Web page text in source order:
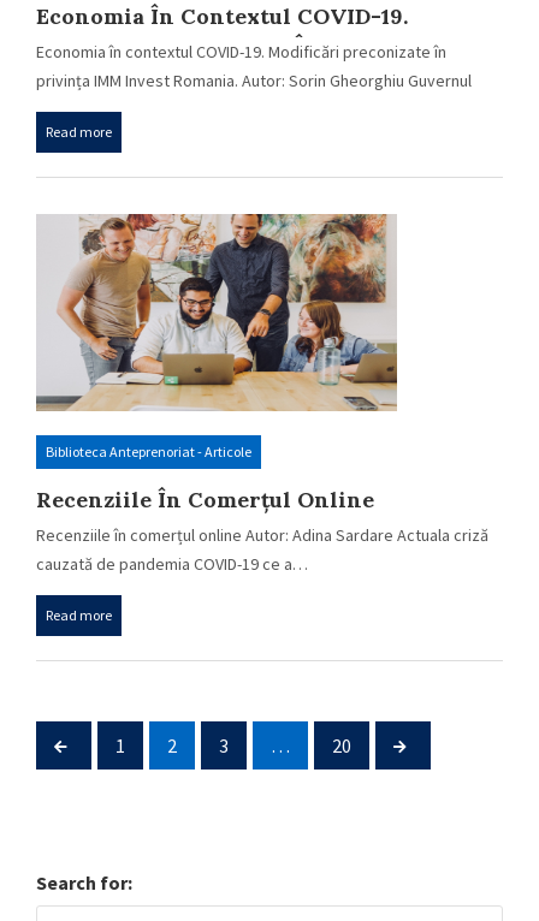
Economia În Contextul COVID-19.
Modificări Preconizate În Privința IMM
Invest Romania.
Economia în contextul COVID-19. Modificări preconizate în
privința IMM Invest Romania. Autor: Sorin Gheorghiu Guvernul
are…
Read more
Biblioteca Anteprenoriat - Articole
Recenziile În Comerțul Online
Recenziile în comerțul online Autor: Adina Sardare Actuala criză
cauzată de pandemia COVID-19 ce a…
Read more
1 2 3 … 20
Search for: